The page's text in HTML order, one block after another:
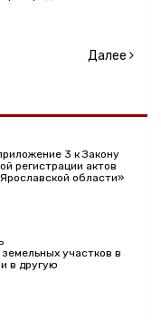
Далее
3 к Закону
регистрации актов
области»
участков в
в другую